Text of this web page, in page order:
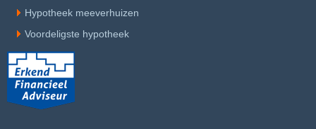
Hypotheek meeverhuizen
Voordeligste hypotheek